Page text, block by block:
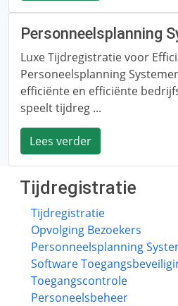
Personneelsplanning
Luxe Tijdregistratie voor
Personeelsplanning
efficiënte en efficiënte
speelt tijdreg ...
Lees verder
Tijdregistratie
Tijdregistratie
Opvolging Bezoekers
Personneelsplanning
Software
Toegangscontrole
Personeelsbeheer